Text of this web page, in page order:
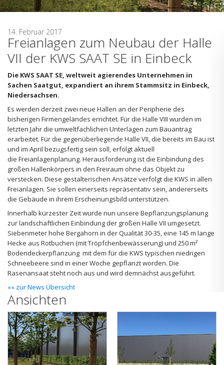
14. Februar 2017
Freianlagen zum Neubau der Halle
VII der KWS SAAT SE in Einbeck
Die KWS SAAT SE, weltweit agierendes Unternehmen in
Sachen Saatgut, expandiert an ihrem Stammsitz in Einbeck,
Niedersachsen.
Es werden derzeit zwei neue Hallen an der Peripherie des
bisherigen Firmengeländes errichtet. Für die Halle VIII wurden im
letzten Jahr die umweltfachlichen Unterlagen zum Bauantrag
erarbeitet. Für die gegenüberliegende Halle VII, die bereits im Bau ist
und im April bezugsfertig sein soll, erfolgt aktuell
die Freianlagenplanung. Herausforderung ist die Einbindung des
großen Hallenkörpers in den Freiraum ohne das Objekt zu
verstecken. Diese gestalterischen Ansätze verfolgt die KWS in allen
Freianlagen. Sie sollen einerseits repräsentativ sein, andererseits
die Gebäude in ihrem Erscheinungsbild unterstützen.
Innerhalb kürzester Zeit wurde nun unsere Bepflanzungsplanung
zur landschaftlichen Einbindung der großen Halle VII umgesetzt.
Siebenmeter hohe Bergahorn in der Qualität 30-35, eine 145 m lange
Hecke aus Rotbuchen (mit Tröpfchenbewässerung) und 250 m²
Bodendeckerpflanzung mit dem für die KWS typischen niedrigen
Schneebeere sind in einer Woche gepflanzt worden. Die
Rasenansaat steht noch aus und wird demnächst ausgeführt.
«« zur News Übersicht
Ansichten